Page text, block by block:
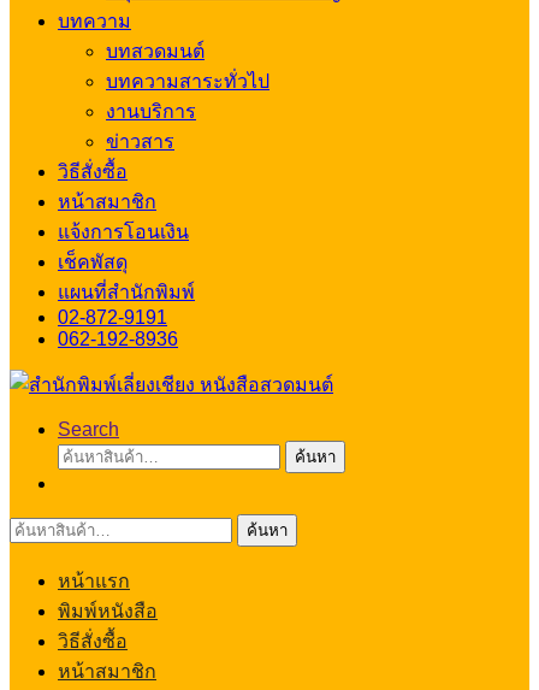
บทความ
บทสวดมนต์
บทความสาระทั่วไป
งานบริการ
ข่าวสาร
วิธีสั่งซื้อ
หน้าสมาชิก
แจ้งการโอนเงิน
เช็คพัสดุ
แผนที่สำนักพิมพ์
02-872-9191
062-192-8936
Search
ค้นหา:
ค้นหา
ค้นหา: ค้นหา
หน้าแรก
พิมพ์หนังสือ
วิธีสั่งซื้อ
หน้าสมาชิก